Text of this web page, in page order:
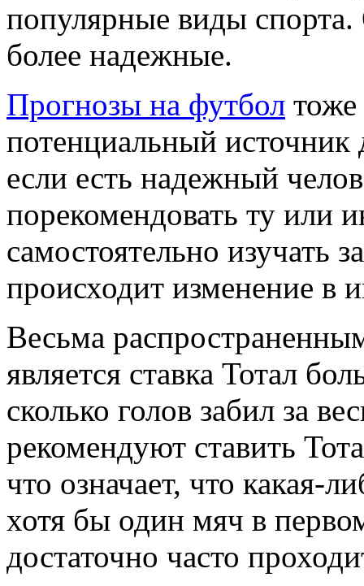
популярные виды
более надежные.
Прогнозы на футбол тоже
потенциальный источник
если есть надежный
порекомендовать ту или
самостоятельно изучать
происходит изменение в
Весьма
является ставка Тотал
сколько голов забил за
рекомендуют ставить
что означает, что какая-
хотя бы один мяч в
достаточно часто